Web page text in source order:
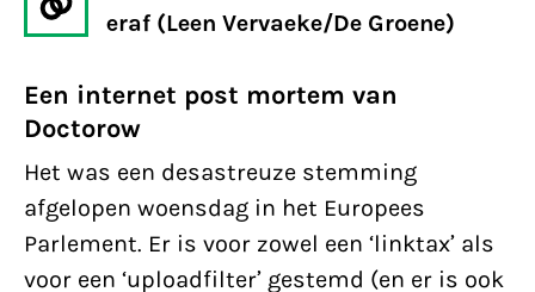
eraf (Leen Vervaeke/De Groene)
Een internet post mortem van
Doctorow
Het was een desastreuze stemming
afgelopen woensdag in het Europees
Parlement. Er is voor zowel een ‘linktax’ als
voor een ‘uploadfilter’ gestemd (en er is ook